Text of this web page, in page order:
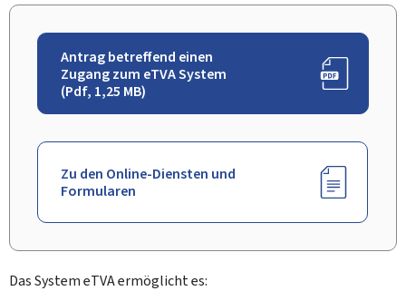
Antrag betreffend einen
Zugang zum eTVA System
(Pdf, 1,25 MB)
Zu den Online-Diensten und
Formularen
Das System eTVA ermöglicht es: